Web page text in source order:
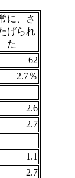
に、さ
げられ
た
62
2.7％
2.6
2.7
1.1
2.7